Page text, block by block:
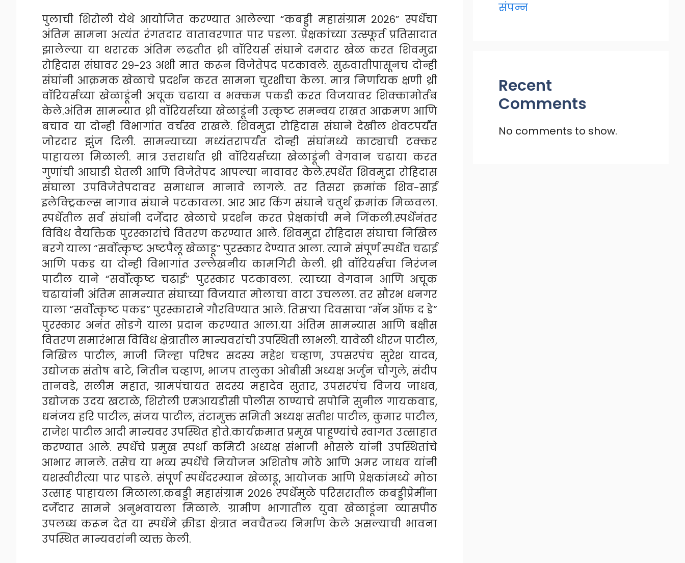
पुलाची शिरोली येथे आयोजित करण्यात आलेल्या “कबड्डी महासंग्राम २०२६” स्पर्धेचा
अंतिम सामना अत्यंत रंगतदार वातावरणात पार पडला. प्रेक्षकांच्या उत्स्फूर्त प्रतिसादात
झालेल्या या थरारक अंतिम लढतीत थ्री वॉरियर्स संघाने दमदार खेळ करत शिवमुद्रा
रोहिदास संघावर २९-२३ अशी मात करून विजेतेपद पटकावले. सुरुवातीपासूनच दोन्ही
संघांनी आक्रमक खेळाचे प्रदर्शन करत सामना चुरशीचा केला. मात्र निर्णायक क्षणी थ्री
वॉरियर्सच्या खेळाडूंनी अचूक चढाया व भक्कम पकडी करत विजयावर शिक्कामोर्तब
केले.अंतिम सामन्यात थ्री वॉरियर्सच्या खेळाडूंनी उत्कृष्ट समन्वय राखत आक्रमण आणि
बचाव या दोन्ही विभागांत वर्चस्व राखले. शिवमुद्रा रोहिदास संघाने देखील शेवटपर्यंत
जोरदार झुंज दिली. सामन्याच्या मध्यंतरापर्यंत दोन्ही संघांमध्ये काट्याची टक्कर
पाहायला मिळाली. मात्र उत्तरार्धात थ्री वॉरियर्सच्या खेळाडूंनी वेगवान चढाया करत
गुणांची आघाडी घेतली आणि विजेतेपद आपल्या नावावर केले.स्पर्धेत शिवमुद्रा रोहिदास
संघाला उपविजेतेपदावर समाधान मानावे लागले. तर तिसरा क्रमांक शिव-साई
इलेक्ट्रिकल्स नागाव संघाने पटकावला. आर आर किंग संघाने चतुर्थ क्रमांक मिळवला.
स्पर्धेतील सर्व संघांनी दर्जेदार खेळाचे प्रदर्शन करत प्रेक्षकांची मने जिंकली.स्पर्धेनंतर
विविध वैयक्तिक पुरस्कारांचे वितरण करण्यात आले. शिवमुद्रा रोहिदास संघाचा निखिल
बरगे याला “सर्वोत्कृष्ट अष्टपैलू खेळाडू” पुरस्कार देण्यात आला. त्याने संपूर्ण स्पर्धेत चढाई
आणि पकड या दोन्ही विभागांत उल्लेखनीय कामगिरी केली. थ्री वॉरियर्सचा निरंजन
पाटील याने “सर्वोत्कृष्ट चढाई” पुरस्कार पटकावला. त्याच्या वेगवान आणि अचूक
चढायांनी अंतिम सामन्यात संघाच्या विजयात मोलाचा वाटा उचलला. तर सौरभ धनगर
याला “सर्वोत्कृष्ट पकड” पुरस्काराने गौरविण्यात आले. तिसऱ्या दिवसाचा “मॅन ऑफ द डे”
पुरस्कार अनंत सोडगे याला प्रदान करण्यात आला.या अंतिम सामन्यास आणि बक्षीस
वितरण समारंभास विविध क्षेत्रातील मान्यवरांची उपस्थिती लाभली. यावेळी धीरज पाटील,
निखिल पाटील, माजी जिल्हा परिषद सदस्य महेश चव्हाण, उपसरपंच सुरेश यादव,
उद्योजक संतोष बाटे, नितीन चव्हाण, भाजप तालुका ओबीसी अध्यक्ष अर्जुन चौगुले, संदीप
तानवडे, सलीम महात, ग्रामपंचायत सदस्य महादेव सुतार, उपसरपंच विजय जाधव,
उद्योजक उदय खटाळे, शिरोली एमआयडीसी पोलीस ठाण्याचे सपोनि सुनील गायकवाड,
धनंजय हरि पाटील, संजय पाटील, तंटामुक्त समिती अध्यक्ष सतीश पाटील, कुमार पाटील,
राजेश पाटील आदी मान्यवर उपस्थित होते.कार्यक्रमात प्रमुख पाहुण्यांचे स्वागत उत्साहात
करण्यात आले. स्पर्धेचे प्रमुख स्पर्धा कमिटी अध्यक्ष संभाजी भोसले यांनी उपस्थितांचे
आभार मानले. तसेच या भव्य स्पर्धेचे नियोजन अशितोष मोठे आणि अमर जाधव यांनी
यशस्वीरीत्या पार पाडले. संपूर्ण स्पर्धेदरम्यान खेळाडू, आयोजक आणि प्रेक्षकांमध्ये मोठा
उत्साह पाहायला मिळाला.कबड्डी महासंग्राम २०२६ स्पर्धेमुळे परिसरातील कबड्डीप्रेमींना
दर्जेदार सामने अनुभवायला मिळाले. ग्रामीण भागातील युवा खेळाडूंना व्यासपीठ
उपलब्ध करून देत या स्पर्धेने क्रीडा क्षेत्रात नवचैतन्य निर्माण केले असल्याची भावना
उपस्थित मान्यवरांनी व्यक्त केली.
संपन्न
Recent
Comments
No comments to show.